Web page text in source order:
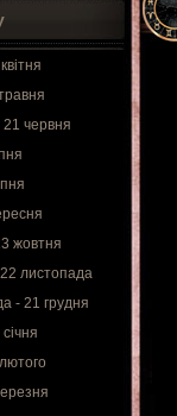
червня
жовтня
листопада
- 21 грудня